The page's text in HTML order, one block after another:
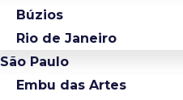
Búzios
Rio de Janeiro
São Paulo
Embu das Artes